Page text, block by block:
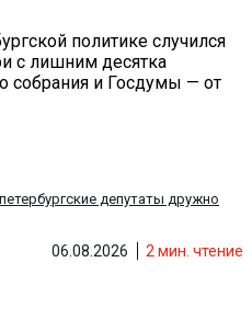
2мин. чтение
06.08.2026
депутаты дружно
политике случился
с лишним десятка
собрания и Госдумы — от